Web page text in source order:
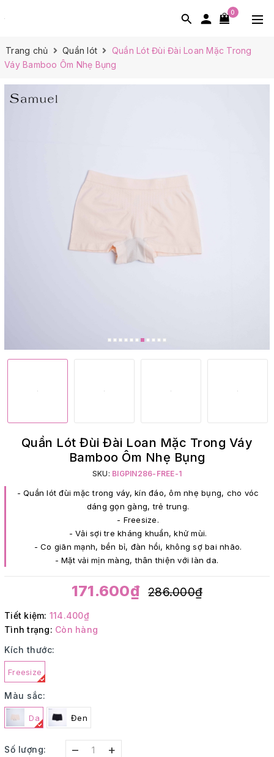
0
Trang chủ Quần lót
Quần Lót Đùi Đài Loan Mặc Trong
Váy Bamboo Ôm Nhẹ Bụng
Quần Lót Đùi Đài Loan Mặc Trong Váy
Bamboo Ôm Nhẹ Bụng
SKU: BIGPIN286-FREE-1
- Quần lót đùi mặc trong váy, kín đáo, ôm nhẹ bụng, cho vóc
dáng gọn gàng, trẻ trung.
- Freesize.
- Vải sợi tre kháng khuẩn, khử mùi.
- Co giãn mạnh, bền bỉ, đàn hồi, không sợ bai nhão.
- Mặt vải mịn màng, thân thiện với làn da.
171.600₫ 286.000₫
Tiết kiệm: 114.400₫
Tình trạng: Còn hàng
Kích thước:
Freesize
Màu sắc:
Da Đen
Số lượng: – +